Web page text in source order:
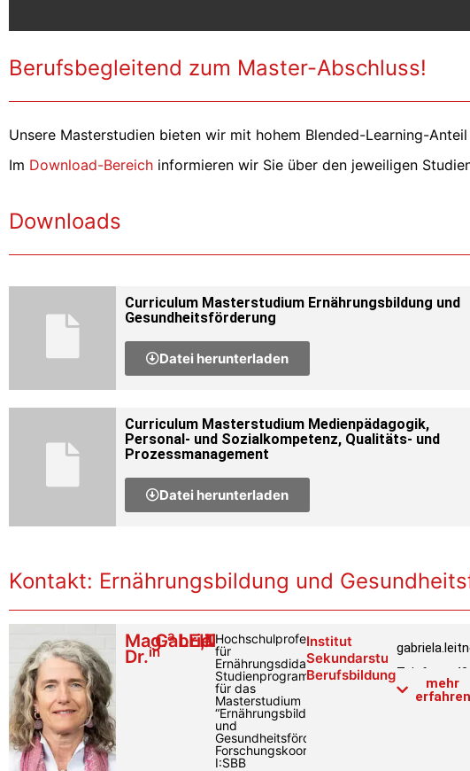
Berufsbegleitend zum Master-Abschluss!
Unsere Masterstudien bieten wir mit hohem Blended-Learning-
Im Download-Bereich informieren wir Sie über den jeweiligen
Downloads
Curriculum Masterstudium Ernährungsbildung und
Gesundheitsförderung
Datei herunterladen
Curriculum Masterstudium Medienpädagogik,
Personal- und Sozialkompetenz, Qualitäts- und
Prozessmanagement
Datei herunterladen
Kontakt: Ernährungsbildung und
Mag.a
Dr.inGabriela
LEITNER
,MA
Hochschulprofessur
für
Ernährungsdidaktik,
Studienprogrammleiterin
für das
Masterstudium
“Ernährungsbildung
und
Gesundheitsförderung”,
Forschungskoordinatorin
I:SBB
Institut
Sekundarstufe
BerufsbildungTelefon:
+43
1 601 18-
mehr
erfahren